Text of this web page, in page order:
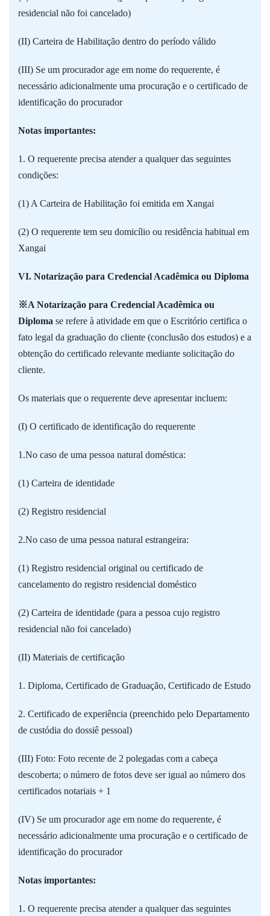
residencial não foi cancelado)
(II) Carteira de Habilitação dentro do período válido
(III) Se um procurador age em nome do requerente, é
necessário adicionalmente uma procuração e o certificado de
identificação do procurador
Notas importantes:
1. O requerente precisa atender a qualquer das seguintes
condições:
(1) A Carteira de Habilitação foi emitida em Xangai
(2) O requerente tem seu domicílio ou residência habitual em
Xangai
VI. Notarização para Credencial Acadêmica ou Diploma
※A Notarização para Credencial Acadêmica ou
Diploma se refere à atividade em que o Escritório certifica o
fato legal da graduação do cliente (conclusão dos estudos) e a
obtenção do certificado relevante mediante solicitação do
cliente.
Os materiais que o requerente deve apresentar incluem:
(I) O certificado de identificação do requerente
1.No caso de uma pessoa natural doméstica:
(1) Carteira de identidade
(2) Registro residencial
2.No caso de uma pessoa natural estrangeira:
(1) Registro residencial original ou certificado de
cancelamento do registro residencial doméstico
(2) Carteira de identidade (para a pessoa cujo registro
residencial não foi cancelado)
(II) Materiais de certificação
1. Diploma, Certificado de Graduação, Certificado de Estudo
2. Certificado de experiência (preenchido pelo Departamento
de custódia do dossiê pessoal)
(III) Foto: Foto recente de 2 polegadas com a cabeça
descoberta; o número de fotos deve ser igual ao número dos
certificados notariais + 1
(IV) Se um procurador age em nome do requerente, é
necessário adicionalmente uma procuração e o certificado de
identificação do procurador
Notas importantes:
1. O requerente precisa atender a qualquer das seguintes